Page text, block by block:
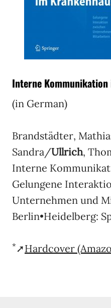
Interne Kommunikation
(in German)
Brandstädter,
Sandra/Ullrich,
Interne
Gelungene
Unternehmen und
Berlin•Heidelberg:
*➚Hardcover